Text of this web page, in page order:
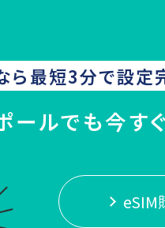
ら最短3分で設定
ールでも今す
eSIM